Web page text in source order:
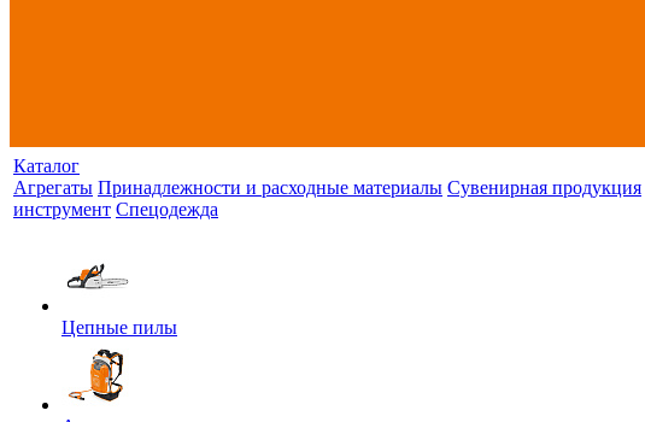
Каталог
Агрегаты Принадлежности и расходные материалы Сувенирная продукция
инструмент Спецодежда
Цепные пилы